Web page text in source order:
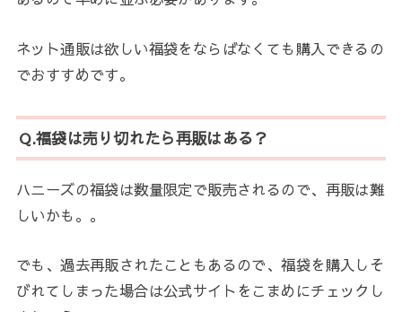
ネット通販は欲しい福袋をならばなくても購入できるの
でおすすめです。
Q.福袋は売り切れたら再販はある？
ハニーズの福袋は数量限定で販売されるので、再販は難
しいかも。。
でも、過去再販されたこともあるので、福袋を購入しそ
びれてしまった場合は公式サイトをこまめにチェックし